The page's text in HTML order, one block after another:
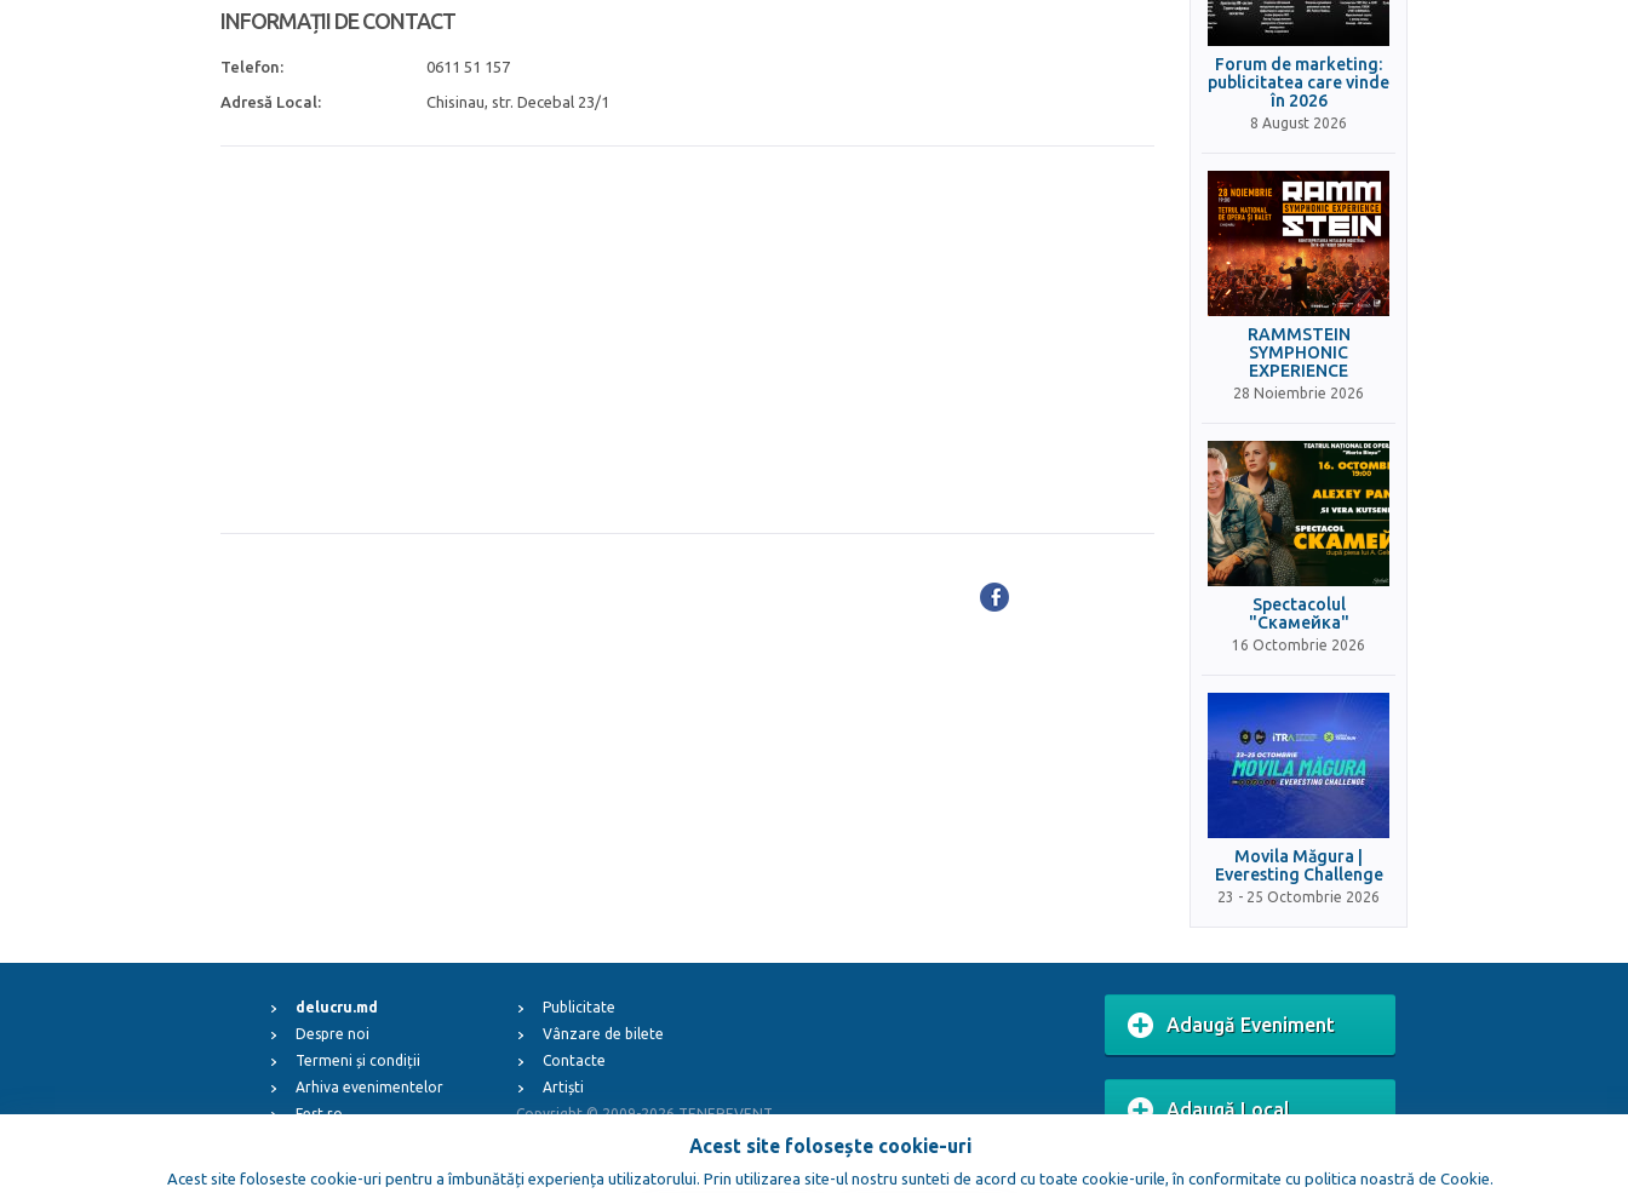
INFORMAȚII DE CONTACT
Telefon: 0611 51 157
Adresă Local: Chisinau, str. Decebal 23/1
Forum de marketing:
publicitatea care vinde
în 2026
8 August 2026
RAMMSTEIN
SYMPHONIC
EXPERIENCE
28 Noiembrie 2026
Spectacolul
"Скамейка"
16 Octombrie 2026
Movila Măgura |
Everesting Challenge
23 - 25 Octombrie 2026
delucru.md
Despre noi
Termeni și condiții
Arhiva evenimentelor
Fest.ro
Publicitate
Vânzare de bilete
Contacte
Artiști
Copyright © 2009-2026TENEREVENT
Adaugă Eveniment
Adaugă Local
Acest site folosește cookie-uri
Acest site foloseste cookie-uri pentru a îmbunătăți experiența utilizatorului. Prin utilizarea site-ul nostru sunteti de acord cu toate cookie-urile, în conformitate cu politica noastră de Cookie.